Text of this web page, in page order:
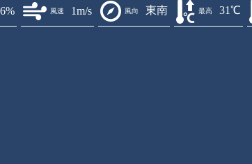
風速 1m/s 風向 東南 最高 31℃